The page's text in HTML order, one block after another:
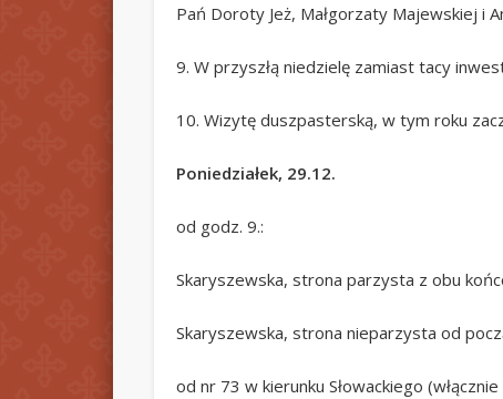
Pań Doroty Jeż, Małgorzaty Majewskiej i
9. W przyszłą niedzielę zamiast tacy
10. Wizytę duszpasterską, w tym roku
Poniedziałek, 29.12.
od godz. 9.:
Skaryszewska, strona parzysta z obu
Skaryszewska, strona nieparzysta od
od nr 73 w kierunku Słowackiego